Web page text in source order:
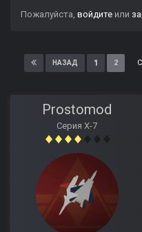
Пожалуйста, войдите или
НАЗАД 1 2
Prostomod
Серия Х-7